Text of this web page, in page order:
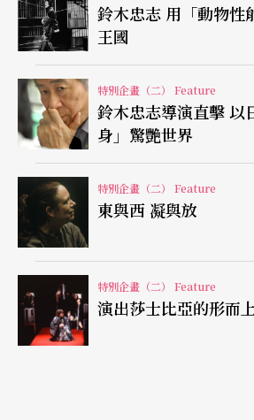
鈴木忠志 用「動物性能源」打造戲劇
王國
特別企畫（二） Feature
鈴木忠志導演直擊 以
身」驚艷世界
特別企畫（二） Feature
東與西 凝與放
特別企畫（二） Feature
演出莎士比亞的形而